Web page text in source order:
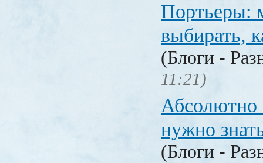
Портьеры:
выбирать,
(Блоги -
11:21)
Абсолютно
нужно
(Блоги -